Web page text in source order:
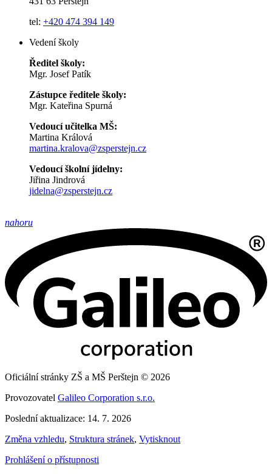
tel: +420 474 394 149
Vedení školy
Ředitel školy:
Mgr. Josef Patík
Zástupce ředitele školy:
Mgr. Kateřina Spurná
Vedoucí učitelka MŠ:
Martina Králová
martina.kralova@zsperstejn.cz
Vedoucí školní jídelny:
Jiřina Jindrová
jidelna@zsperstejn.cz
nahoru
Oficiální stránky ZŠ a MŠ Perštejn © 2026
Provozovatel Galileo Corporation s.r.o.
Poslední aktualizace: 14. 7. 2026
Změna vzhledu, Struktura stránek, Vytisknout
Prohlášení o přístupnosti